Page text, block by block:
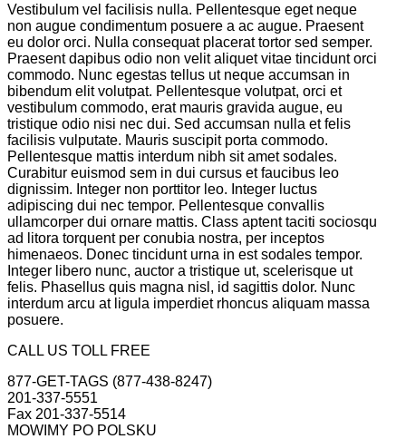
Vestibulum vel facilisis nulla. Pellentesque eget neque
non augue condimentum posuere a ac augue. Praesent
eu dolor orci. Nulla consequat placerat tortor sed semper.
Praesent dapibus odio non velit aliquet vitae tincidunt orci
commodo. Nunc egestas tellus ut neque accumsan in
bibendum elit volutpat. Pellentesque volutpat, orci et
vestibulum commodo, erat mauris gravida augue, eu
tristique odio nisi nec dui. Sed accumsan nulla et felis
facilisis vulputate. Mauris suscipit porta commodo.
Pellentesque mattis interdum nibh sit amet sodales.
Curabitur euismod sem in dui cursus et faucibus leo
dignissim. Integer non porttitor leo. Integer luctus
adipiscing dui nec tempor. Pellentesque convallis
ullamcorper dui ornare mattis. Class aptent taciti sociosqu
ad litora torquent per conubia nostra, per inceptos
himenaeos. Donec tincidunt urna in est sodales tempor.
Integer libero nunc, auctor a tristique ut, scelerisque ut
felis. Phasellus quis magna nisl, id sagittis dolor. Nunc
interdum arcu at ligula imperdiet rhoncus aliquam massa
posuere.
CALL US TOLL FREE
877-GET-TAGS (877-438-8247)
201-337-5551
Fax 201-337-5514
MOWIMY PO POLSKU